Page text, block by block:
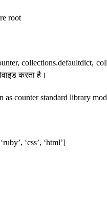
root
collections.defaultdict,
करता है।
counter standard library
‘css’, ‘html’]